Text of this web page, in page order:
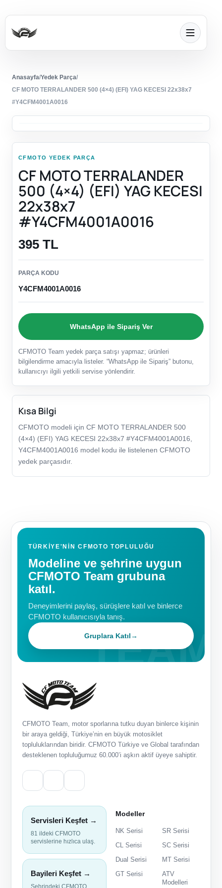
Anasayfa/Yedek Parça/
CF MOTO TERRALANDER 500 (4×4) (EFI) YAG KECESI 22x38x7
#Y4CFM4001A0016
CFMOTO YEDEK PARÇA
CF MOTO TERRALANDER
500 (4×4) (EFI) YAG KECESI
22x38x7
#Y4CFM4001A0016
395 TL
PARÇA KODU
Y4CFM4001A0016
WhatsApp ile Sipariş Ver
CFMOTO Team yedek parça satışı yapmaz; ürünleri
bilgilendirme amacıyla listeler. “WhatsApp ile Sipariş” butonu,
kullanıcıyı ilgili yetkili servise yönlendirir.
Kısa Bilgi
CFMOTO modeli için CF MOTO TERRALANDER 500
(4×4) (EFI) YAG KECESI 22x38x7 #Y4CFM4001A0016,
Y4CFM4001A0016 model kodu ile listelenen CFMOTO
yedek parçasıdır.
TÜRKIYE'NIN CFMOTO TOPLULUĞU
Modeline ve şehrine uygun
CFMOTO Team grubuna
katıl.
Deneyimlerini paylaş, sürüşlere katıl ve binlerce
CFMOTO kullanıcısıyla tanış.
Gruplara Katıl→
CFMOTO Team, motor sporlarına tutku duyan binlerce kişinin
bir araya geldiği, Türkiye’nin en büyük motosiklet
topluluklarından biridir. CFMOTO Türkiye ve Global tarafından
desteklenen topluluğumuz 60.000’i aşkın aktif üyeye sahiptir.
Servisleri Keşfet →
81 ildeki CFMOTO
servislerine hızlıca ulaş.
Bayileri Keşfet →
Modeller
NK Serisi
SR Serisi
CL Serisi
SC Serisi
Dual Serisi
MT Serisi
GT Serisi
ATV
Modelleri